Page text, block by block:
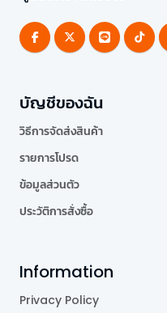
บัญชีของฉัน
วิธีการจัดส่งสินค้า
รายการโปรด
ข้อมูลส่วนตัว
ประวัติการสั่งซื้อ
Information
Privacy Policy